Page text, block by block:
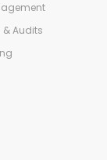
Audits